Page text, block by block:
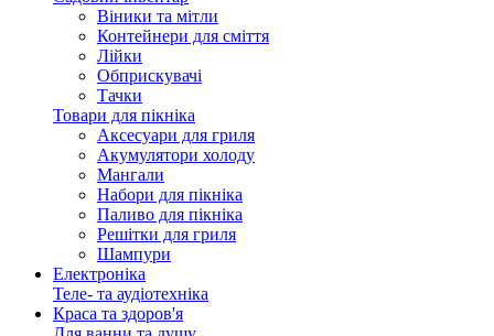
Віники та мітли
Контейнери для сміття
Лійки
Обприскувачі
Тачки
Товари для пікніка
Аксесуари для гриля
Акумулятори холоду
Мангали
Набори для пікніка
Паливо для пікніка
Решітки для гриля
Шампури
Електроніка
Теле- та аудіотехніка
Краса та здоров'я